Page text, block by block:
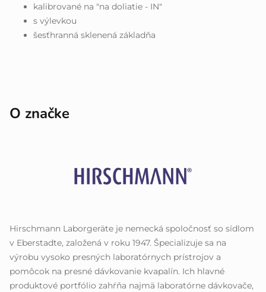
kalibrované na "na doliatie - IN"
s výlevkou
šesťhranná sklenená základňa
O značke
Hirschmann Laborgeräte je nemecká spoločnosť so sídlom
v Eberstadte, založená v roku 1947. Špecializuje sa na
výrobu vysoko presných laboratórnych prístrojov a
pomôcok na presné dávkovanie kvapalín. Ich hlavné
produktové portfólio zahŕňa najmä laboratórne dávkovače,